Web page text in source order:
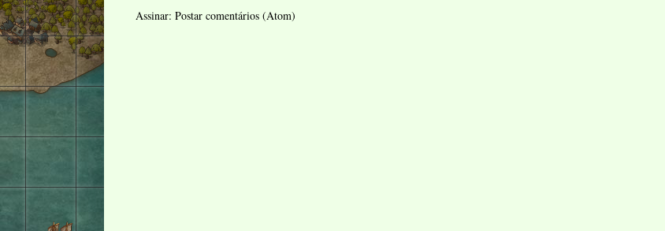
Assinar: Postar comentários (Atom)